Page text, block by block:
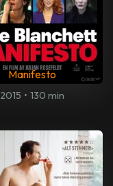
Manifesto
2015 • 130 min